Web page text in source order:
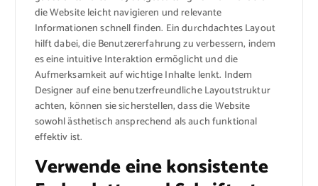
die Website leicht navigieren und relevante
Informationen schnell finden. Ein durchdachtes Layout
hilft dabei, die Benutzererfahrung zu verbessern, indem
es eine intuitive Interaktion ermöglicht und die
Aufmerksamkeit auf wichtige Inhalte lenkt. Indem
Designer auf eine benutzerfreundliche Layoutstruktur
achten, können sie sicherstellen, dass die Website
sowohl ästhetisch ansprechend als auch funktional
effektiv ist.
Verwende eine konsistente